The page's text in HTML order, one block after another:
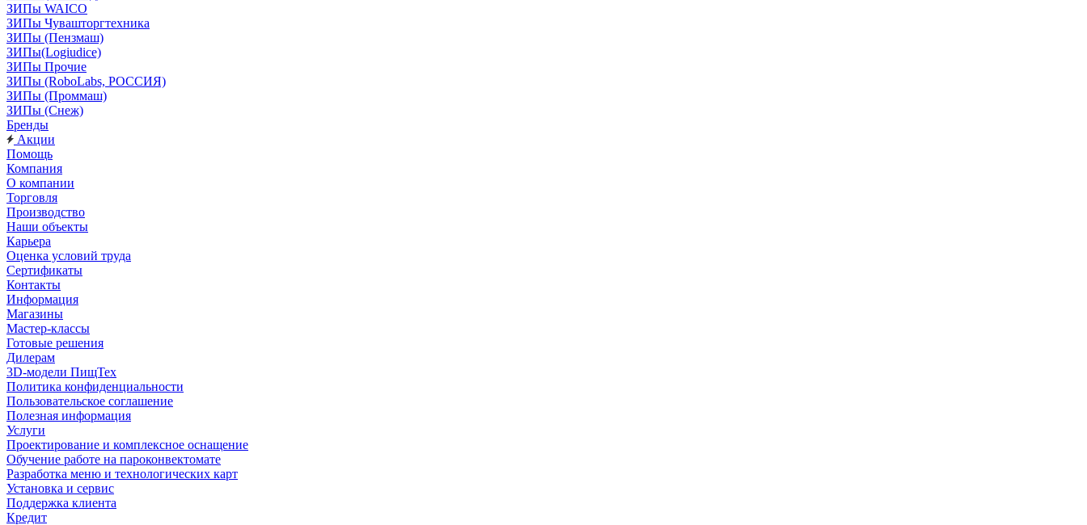
ЗИПы WAICO
ЗИПы Чувашторгтехника
ЗИПы (Пензмаш)
ЗИПы(Logiudice)
ЗИПы Прочие
ЗИПы (RoboLabs, РОССИЯ)
ЗИПы (Проммаш)
ЗИПы (Снеж)
Бренды
Акции
Помощь
Компания
О компании
Торговля
Производство
Наши объекты
Карьера
Оценка условий труда
Сертификаты
Контакты
Информация
Магазины
Мастер-классы
Готовые решения
Дилерам
3D-модели ПищТех
Политика конфиденциальности
Пользовательское соглашение
Полезная информация
Услуги
Проектирование и комплексное оснащение
Обучение работе на пароконвектомате
Разработка меню и технологических карт
Установка и сервис
Поддержка клиента
Кредит